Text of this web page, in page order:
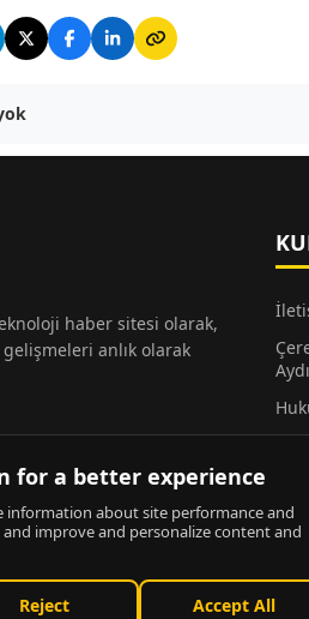
haber sitesi olarak,
anlık olarak